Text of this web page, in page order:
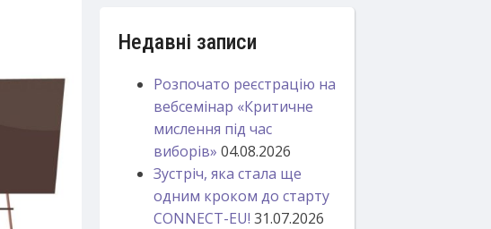
Недавні записи
Розпочато реєстрацію на
вебсемінар «Критичне
мислення під час
виборів» 04.08.2026
Зустріч, яка стала ще
одним кроком до старту
CONNECT-EU! 31.07.2026